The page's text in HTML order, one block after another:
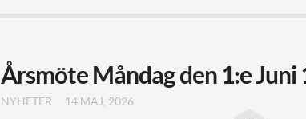
Årsmöte Måndag den 1:e Juni
NYHETER 14 MAJ, 2026